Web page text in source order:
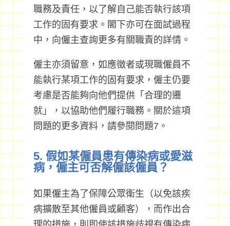
職務及責任，以了解自己能否執行該項
工作的固有要求。閣下亦可在面試過程
中，向僱主查詢更多有關職責的詳情。
僱主亦須留意，如應徵者或現職僱員不
能執行某項工作的固有要求，僱主仍要
考慮是否能夠向他們提供「合理的遷
就」，以協助他們履行職務。關於這項
問題的更多資料，請參閱問題7。
5. 假如某僱員患有傳染病或愛滋
病，僱主可否解僱該僱員？
如果僱主為了保障公眾衛生（以免該疾
病擴散至其他僱員或顧客），而作出合